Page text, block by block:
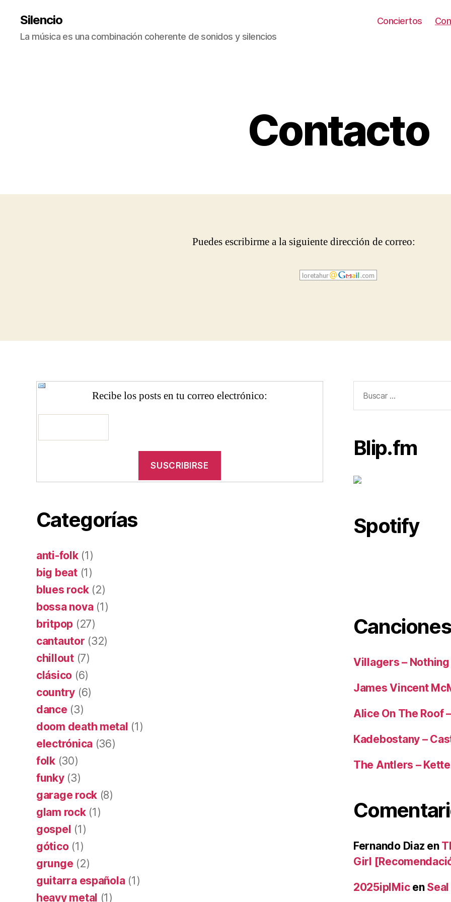
Silencio
La música es una combinación coherente de sonidos y silencios
Conciertos
Contacto
Puedes escribirme a la siguiente dirección de correo:
Recibe los posts en tu correo electrónico:
Categorías
anti-folk(1)
big beat(1)
blues rock(2)
bossa nova(1)
britpop (27)
cantautor (32)
chillout(7)
clásico (6)
country (6)
dance (3)
doom death metal (1)
electrónica (36)
folk(30)
funky(3)
garage rock (8)
glam rock(1)
gospel (1)
gótico(1)
grunge (2)
guitarra española(1)
heavy metal (1)
Blip.fm
Spotify
Villagers –
James Vincent
Alice On The Roof
Kadebostany –
The Antlers –
Fernando Diaz en
Girl
2025iplMicen